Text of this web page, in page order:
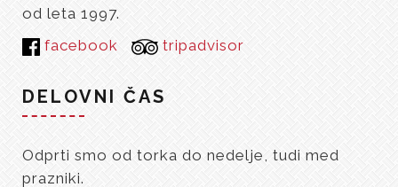
od leta 1997.
facebook
tripadvisor
DELOVNI ČAS
Odprti smo od torka do nedelje, tudi med
prazniki.